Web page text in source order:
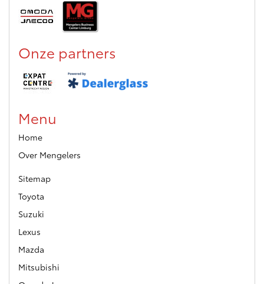
Onze partners
Menu
Home
Over Mengelers
Sitemap
Toyota
Suzuki
Lexus
Mazda
Mitsubishi